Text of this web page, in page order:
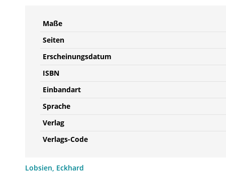
Maße
Seiten
Erscheinungsdatum
ISBN
Einbandart
Sprache
Verlag
Verlags-Code
Lobsien, Eckhard